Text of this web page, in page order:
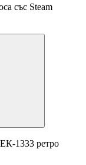
със Steam
1333 ретро